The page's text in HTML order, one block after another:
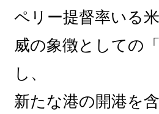
ペリー提督率いる
威の象徴としての
し、
新たな港の開港を